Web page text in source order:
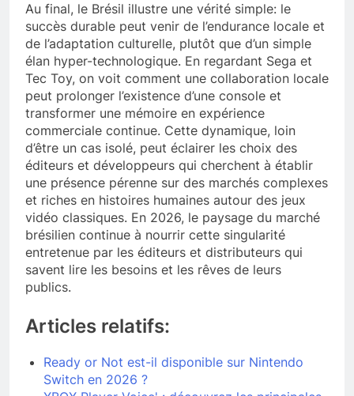
Au final, le Brésil illustre une vérité simple: le
succès durable peut venir de l’endurance locale et
de l’adaptation culturelle, plutôt que d’un simple
élan hyper-technologique. En regardant Sega et
Tec Toy, on voit comment une collaboration locale
peut prolonger l’existence d’une console et
transformer une mémoire en expérience
commerciale continue. Cette dynamique, loin
d’être un cas isolé, peut éclairer les choix des
éditeurs et développeurs qui cherchent à établir
une présence pérenne sur des marchés complexes
et riches en histoires humaines autour des jeux
vidéo classiques. En 2026, le paysage du marché
brésilien continue à nourrir cette singularité
entretenue par les éditeurs et distributeurs qui
savent lire les besoins et les rêves de leurs
publics.
Articles relatifs:
Ready or Not est-il disponible sur Nintendo
Switch en 2026 ?